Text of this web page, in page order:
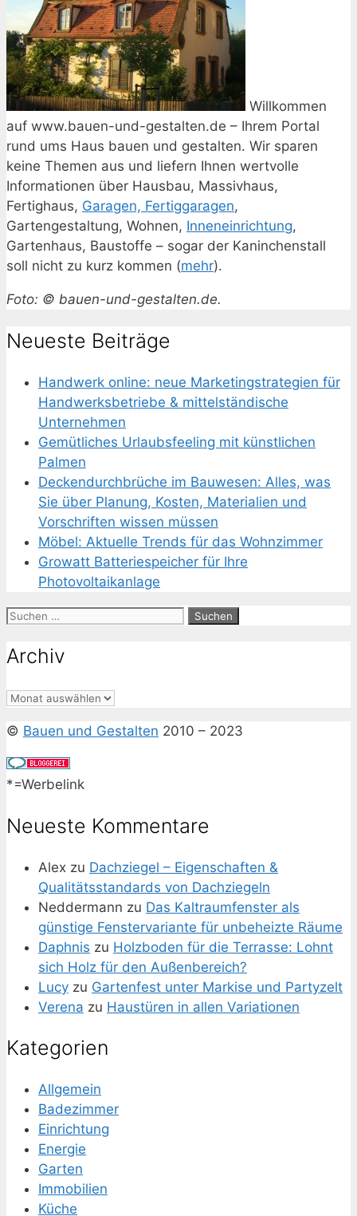
Willkommen
auf www.bauen-und-gestalten.de – Ihrem Portal
rund ums Haus bauen und gestalten. Wir sparen
keine Themen aus und liefern Ihnen wertvolle
Informationen über Hausbau, Massivhaus,
Fertighaus, Garagen, Fertiggaragen,
Gartengestaltung, Wohnen, Inneneinrichtung,
Gartenhaus, Baustoffe – sogar der Kaninchenstall
soll nicht zu kurz kommen (mehr).
Foto: © bauen-und-gestalten.de.
Neueste Beiträge
Handwerk online: neue Marketingstrategien für
Handwerksbetriebe & mittelständische
Unternehmen
Gemütliches Urlaubsfeeling mit künstlichen
Palmen
Deckendurchbrüche im Bauwesen: Alles, was
Sie über Planung, Kosten, Materialien und
Vorschriften wissen müssen
Möbel: Aktuelle Trends für das Wohnzimmer
Growatt Batteriespeicher für Ihre
Photovoltaikanlage
Suchen
Archiv
Archiv
© Bauen und Gestalten 2010 – 2023
*=Werbelink
Neueste Kommentare
Alex zu Dachziegel – Eigenschaften &
Qualitätsstandards von Dachziegeln
Neddermann zu Das Kaltraumfenster als
günstige Fenstervariante für unbeheizte Räume
Daphnis zu Holzboden für die Terrasse: Lohnt
sich Holz für den Außenbereich?
Lucy zu Gartenfest unter Markise und Partyzelt
Verena zu Haustüren in allen Variationen
Kategorien
Allgemein
Badezimmer
Einrichtung
Energie
Garten
Immobilien
Küche